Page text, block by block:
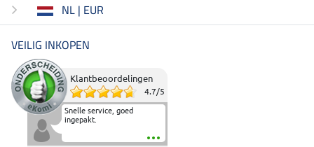
NL | EUR
VEILIG INKOPEN
Klantbeoordelingen
4.7/5
Snelle service, goed
ingepakt.